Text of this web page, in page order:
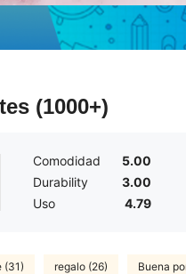
(1000+)
Comodidad
5.00
Durability
3.00
Uso
4.79
(31) regalo (26) Buena